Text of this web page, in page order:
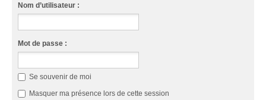
Nom d’utilisateur :
Mot de passe :
Se souvenir de moi
Masquer ma présence lors de cette session